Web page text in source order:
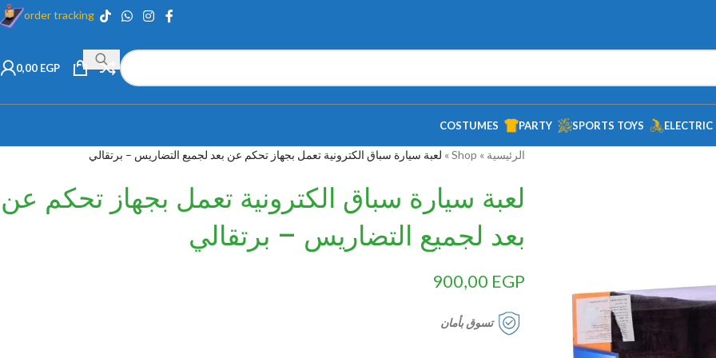
order tracking
0,00 EGP
ELECTRIC
SPORTS TOYS
PARTY
COSTUMES
الرئيسية »
Shop
» لعبة سيارة سباق الكترونية تعمل بجهاز تحكم عن بعد لجميع التضاريس – برتقالي
لعبة سيارة سباق الكترونية تعمل بجهاز تحكم عن
بعد لجميع التضاريس – برتقالي
900,00 EGP
تسوق بأمان